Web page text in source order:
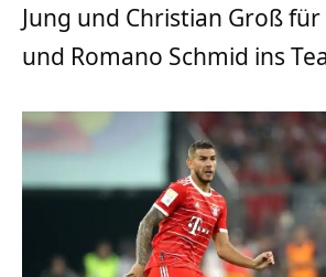
Jung und Christian Groß
und Romano Schmid ins